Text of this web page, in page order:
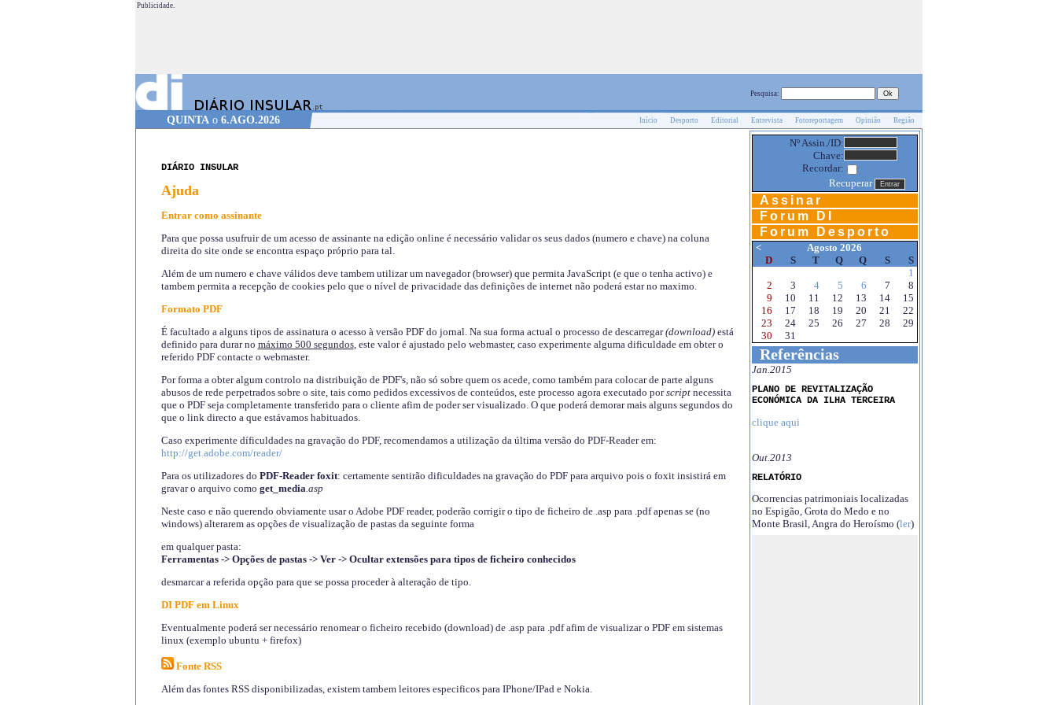
Publicidade.
Pesquisa:
QUINTA o 6.AGO.2026 Início Desporto Editorial Entrevista Fotoreportagem Opinião Região
DIÁRIO INSULAR
Ajuda
Entrar como assinante
Para que possa usufruir de um acesso de assinante na edição online é necessário validar os seus dados (numero e chave) na coluna
direita do site onde se encontra espaço próprio para tal.
Além de um numero e chave válidos deve tambem utilizar um navegador (browser) que permita JavaScript (e que o tenha activo) e
tambem permita a recepção de cookies pelo que o nível de privacidade das definições de internet não poderá estar no maximo.
Formato PDF
É facultado a alguns tipos de assinatura o acesso à versão PDF do jornal. Na sua forma actual o processo de descarregar(download)está
definido para durar no máximo 500 segundos, este valor é ajustado pelo webmaster, caso experimente alguma dificuldade em obter o
referido PDF contacte o webmaster.
Por forma a obter algum controlo na distribuição de PDF's, não só sobre quem os acede, como também para colocar de parte alguns
abusos de rede perpetrados sobre o site, tais como pedidos excessivos de conteúdos, este processo agora executado porscriptnecessita
que o PDF seja completamente transferido para o cliente afim de poder ser visualizado. O que poderá demorar mais alguns segundos do
que o link directo a que estávamos habituados.
Caso experimente díficuldades na gravação do PDF, recomendamos a utilização da última versão do PDF-Reader em:
http://get.adobe.com/reader/
Para os utilizadores do PDF-Reader foxit: certamente sentirão dificuldades na gravação do PDF para arquivo pois o foxit insistirá em
gravar o arquivo como get_media.asp
Neste caso e não querendo obviamente usar o Adobe PDF reader, poderão corrigir o tipo de ficheiro de .asp para .pdf apenas se (no
windows) alterarem as opções de visualização de pastas da seguinte forma
em qualquer pasta:
Ferramentas -> Opções de pastas -> Ver -> Ocultar extensões para tipos de ficheiro conhecidos
desmarcar a referida opção para que se possa proceder à alteração de tipo.
DI PDF em Linux
Eventualmente poderá ser necessário renomear o ficheiro recebido (download) de .asp para .pdf afim de visualizar o PDF em sistemas
linux (exemplo ubuntu + firefox)
Fonte RSS
Além das fontes RSS disponibilizadas, existem tambem leitores especificos para IPhone/IPad e Nokia.
Nº Assin./ID:
Chave:
Recordar:
Recuperar
Assinar
Forum DI
Forum Desporto
<
Agosto 2026
D
S T Q Q S
S
1
2
3 4 5 6 7
8
9
10 11 12 13 14
15
16
17 18 19 20 21
22
23
24 25 26 27 28
29
30
31
Referências
Jan.2015
PLANO DE REVITALIZAÇÃO
ECONÓMICA DA ILHA TERCEIRA
clique aqui
Out.2013
RELATÓRIO
Ocorrencias patrimoniais localizadas
no Espigão, Grota do Medo e no
Monte Brasil, Angra do Heroísmo (ler)